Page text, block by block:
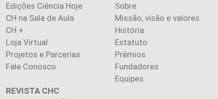
Edições Ciência Hoje
CH na Sala de Aula
CH +
Loja Virtual
Projetos e Parcerias
Fale Conosco
Sobre
Missão, visão e valores
História
Estatuto
Prêmios
Fundadores
Equipes
REVISTA CHC